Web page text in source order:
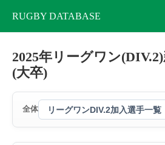
RUGBY DATABASE
2025年リーグワン
(大卒)
全体